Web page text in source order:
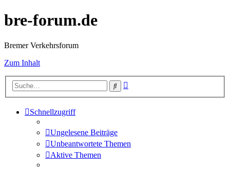
bre-forum.de
Bremer Verkehrsforum
Zum Inhalt
Suche
Schnellzugriff
Ungelesene Beiträge
Unbeantwortete Themen
Aktive Themen